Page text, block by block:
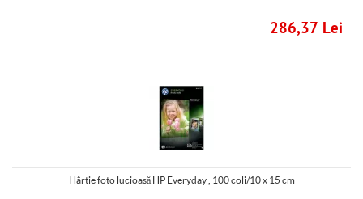
286,37 Lei
Hârtie foto lucioasă HP Everyday , 100 coli/10 x 15 cm